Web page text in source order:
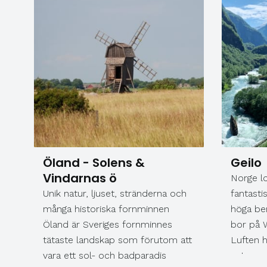
Britt Pada Bild 3: Visit Tampere –
Öland - Solens &
Vindarnas ö
Unik natur, ljuset, stränderna och
många historiska fornminnen
Öland är Sveriges fornminnes
tätaste landskap som förutom att
vara ett sol- och badparadis
Geilo
Norge
höga
bor på
Luften